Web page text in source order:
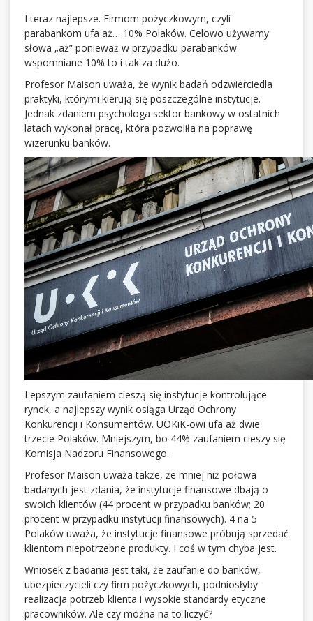
I teraz najlepsze. Firmom pożyczkowym, czyli
parabankom ufa aż… 10% Polaków. Celowo używamy
słowa „aż” ponieważ w przypadku parabanków
wspomniane 10% to i tak za dużo.
Profesor Maison uważa, że wynik badań odzwierciedla
praktyki, którymi kierują się poszczególne instytucje.
Jednak zdaniem psychologa sektor bankowy w ostatnich
latach wykonał pracę, która pozwoliła na poprawę
wizerunku banków.
Lepszym zaufaniem cieszą się instytucje kontrolujące
rynek, a najlepszy wynik osiąga Urząd Ochrony
Konkurencji i Konsumentów. UOKiK-owi ufa aż dwie
trzecie Polaków. Mniejszym, bo 44% zaufaniem cieszy się
Komisja Nadzoru Finansowego.
Profesor Maison uważa także, że mniej niż połowa
badanych jest zdania, że instytucje finansowe dbają o
swoich klientów (44 procent w przypadku banków; 20
procent w przypadku instytucji finansowych). 4 na 5
Polaków uważa, że instytucje finansowe próbują sprzedać
klientom niepotrzebne produkty. I coś w tym chyba jest.
Wniosek z badania jest taki, że zaufanie do banków,
ubezpieczycieli czy firm pożyczkowych, podniosłyby
realizacja potrzeb klienta i wysokie standardy etyczne
pracowników. Ale czy można na to liczyć?